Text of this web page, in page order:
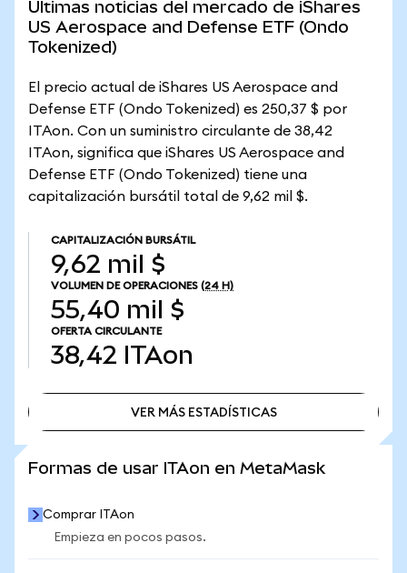
Últimas noticias del mercado de iShares
US Aerospace and Defense ETF (Ondo
Tokenized)
El precio actual de iShares US Aerospace and
Defense ETF (Ondo Tokenized) es 250,37 $ por
ITAon. Con un suministro circulante de 38,42
ITAon, significa que iShares US Aerospace and
Defense ETF (Ondo Tokenized) tiene una
capitalización bursátil total de 9,62 mil $.
CAPITALIZACIÓN BURSÁTIL
9,62 mil $
VOLUMEN DE OPERACIONES (24 H)
55,40 mil $
OFERTA CIRCULANTE
38,42 ITAon
VER MÁS ESTADÍSTICAS
Formas de usar ITAon en MetaMask
Comprar ITAon
Empieza en pocos pasos.